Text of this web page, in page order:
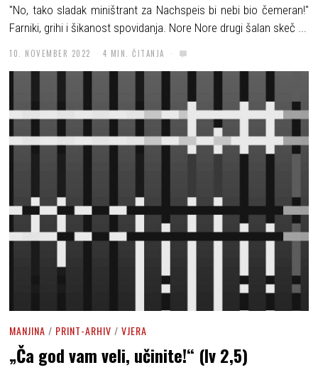
"No, tako sladak miništrant za Nachspeis bi nebi bio čemeran!"
Farniki, grihi i šikanost spovidanja. Nore Nore drugi šalan skeč ...
10. NOVEMBER 2022 4 MIN. ČITANJA
MANJINA / PRINT-ARHIV / VJERA
„Ča god vam veli, učinite!“ (Iv 2,5)